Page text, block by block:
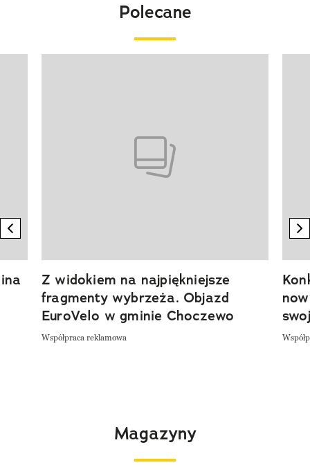
Polecane
previous element
Z widokiem na najpiękniejsze
fragmenty wybrzeża. Objazd
EuroVelo w gminie Choczewo
Współpraca reklamowa
Magazyny